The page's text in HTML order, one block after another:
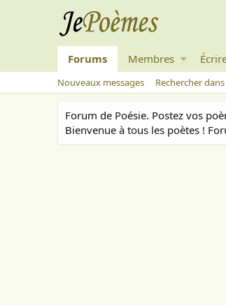
Forums Membres
Nouveaux messages Rechercher
Forum de Poésie. Postez vos
Bienvenue à tous les poètes !